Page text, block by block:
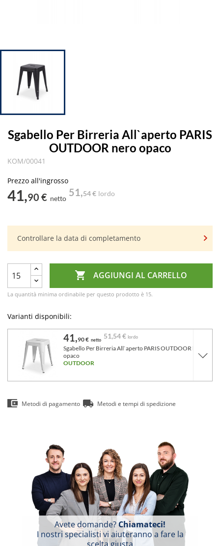
Sgabello Per Birreria All`aperto PARIS
OUTDOOR nero opaco
KOM/00041
Prezzo all'ingrosso
41,90 € netto
51,54 € lordo
Controllare la data di completamento
 AGGIUNGI AL CARRELLO
La quantità minima ordinabile per questo prodotto è 15.
Varianti disponibili:
41,90 € netto 51,54 € lordo
Sgabello Per Birreria All`aperto PARIS OUTDOOR bianco
opaco
OUTDOOR
Metodi di pagamento Metodi e tempi di spedizione
Avete domande?Chiamateci!
I nostri specialisti vi aiuteranno a fare la
scelta giusta